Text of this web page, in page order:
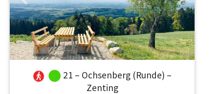
Previous Next
21 – Ochsenberg (Runde) –
Zenting